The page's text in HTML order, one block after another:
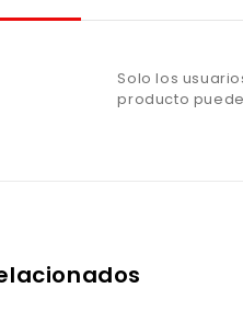
Solo los
producto